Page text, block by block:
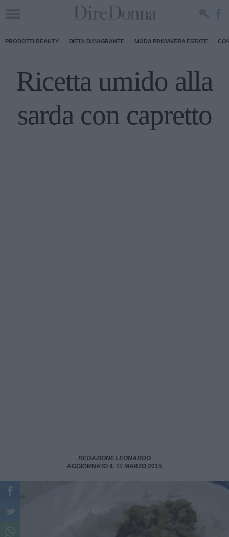
PRODOTTI BEAUTY DIETA DIMAGRANTE MODA PRIMAVERA ESTATE
Ricetta umido alla
sarda con capretto
REDAZIONE LEONARDO
AGGIORNATO IL 11 MARZO 2015